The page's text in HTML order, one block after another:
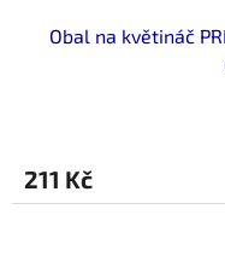
Obal na květináč
211 Kč